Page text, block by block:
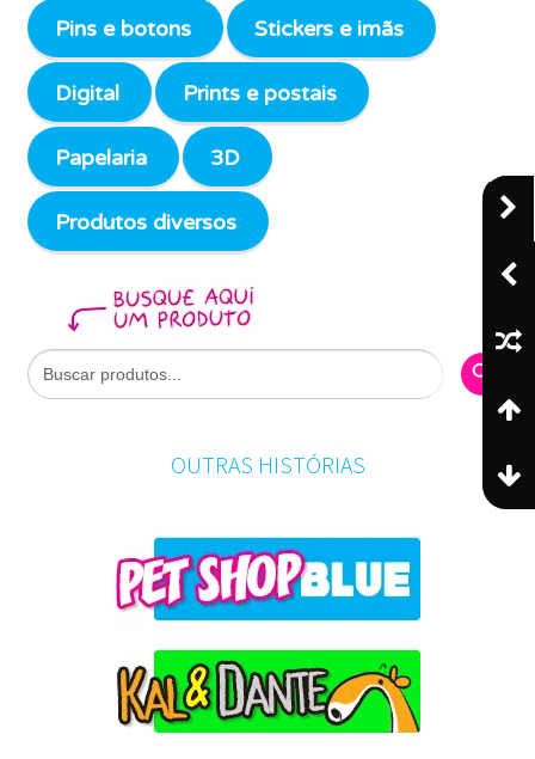
Pins e botons Stickers e imãs
Digital Prints e postais
Papelaria 3D
Produtos diversos
Search
for:
Search
OUTRAS HISTÓRIAS